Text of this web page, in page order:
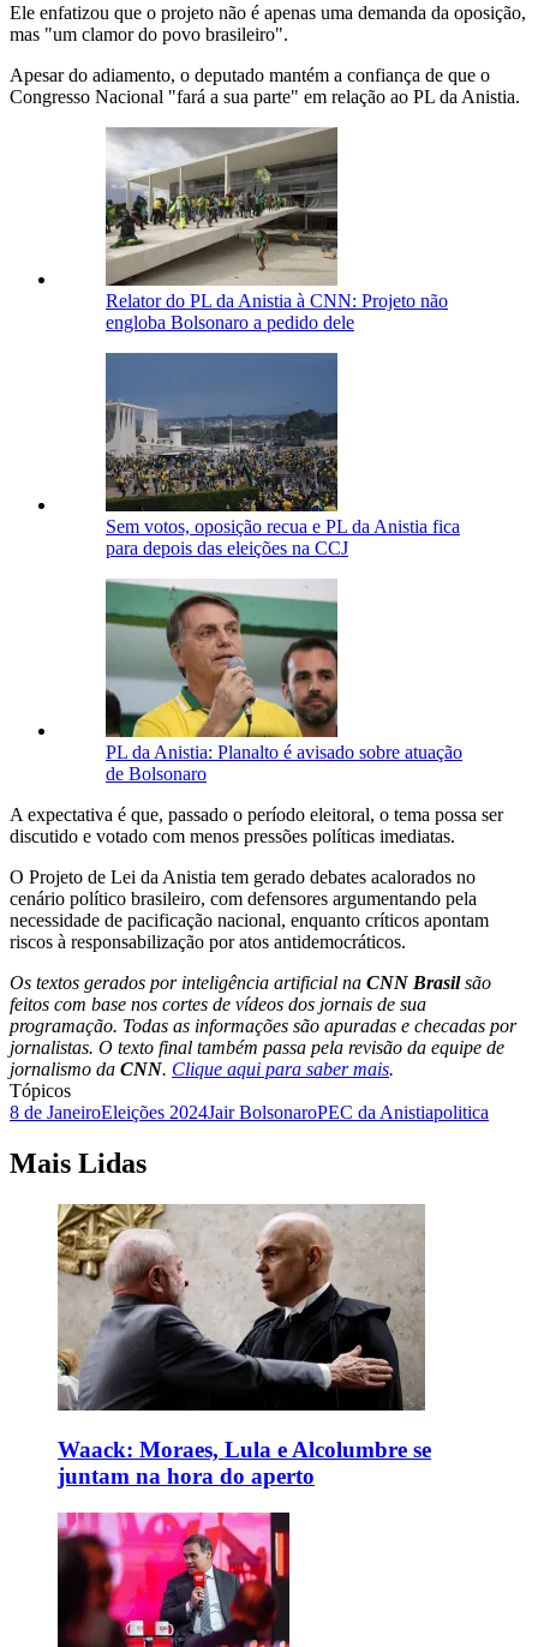
Ele enfatizou que o projeto não é apenas uma demanda da oposição,
mas "um clamor do povo brasileiro".
Apesar do adiamento, o deputado mantém a confiança de que o
Congresso Nacional "fará a sua parte" em relação ao PL da Anistia.
Relator do PL da Anistia à CNN: Projeto não
engloba Bolsonaro a pedido dele
Sem votos, oposição recua e PL da Anistia fica
para depois das eleições na CCJ
PL da Anistia: Planalto é avisado sobre atuação
de Bolsonaro
A expectativa é que, passado o período eleitoral, o tema possa ser
discutido e votado com menos pressões políticas imediatas.
O Projeto de Lei da Anistia tem gerado debates acalorados no
cenário político brasileiro, com defensores argumentando pela
necessidade de pacificação nacional, enquanto críticos apontam
riscos à responsabilização por atos antidemocráticos.
Os textos gerados por inteligência artificial na CNN Brasilsão
feitos com base nos cortes de vídeos dos jornais de sua
programação. Todas as informações são apuradas e checadas por
jornalistas. O texto final também passa pela revisão da equipe de
jornalismo da CNN. Clique aqui para saber mais.
Tópicos
8 de JaneiroEleições 2024Jair BolsonaroPEC da Anistiapolitica
Mais Lidas
Waack: Moraes, Lula e Alcolumbre se
juntam na hora do aperto